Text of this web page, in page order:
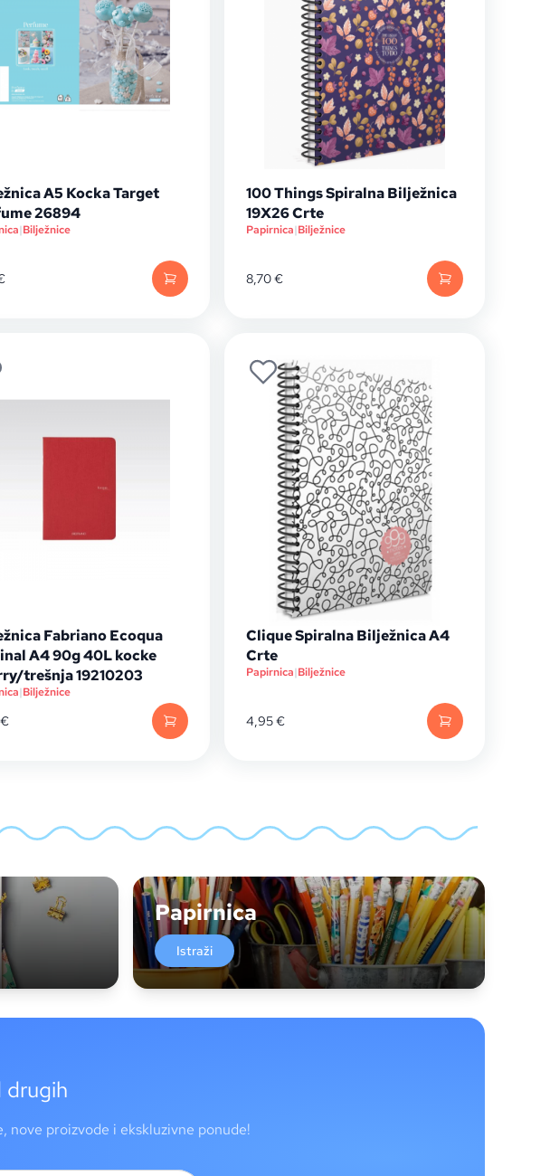
A5 Kocka Target
26894
|Bilježnice
100 Things Spiralna Bilježnica
19X26 Crte
Papirnica|Bilježnice
8,70€
Fabriano Ecoqua
A4 90g 40L kocke
trešnja 19210203
|Bilježnice
€
Clique Spiralna Bilježnica A4
Crte
Papirnica|Bilježnice
4,95€
Papirnica
Istraži
drugih
nove proizvode i ekskluzivne ponude!